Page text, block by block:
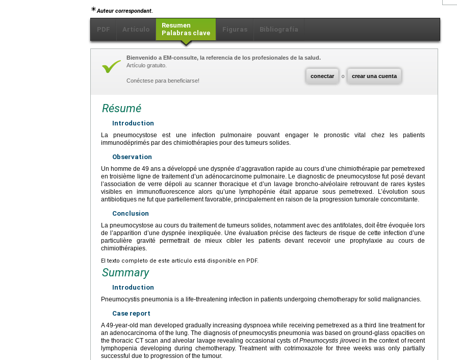
Auteur correspondant.
PDF Artículo
Resumen
Palabras clave
Figuras Bibliografía
conectar o crear una cuenta
Bienvenido a EM-consulte, la referencia de los profesionales de la salud.
Artículo gratuito.
Conéctese para beneficiarse!
Résumé
Introduction
La pneumocystose est une infection pulmonaire pouvant engager le pronostic vital chez les patients
immunodéprimés par des chimiothérapies pour des tumeurs solides.
Observation
Un homme de 49 ans a développé une dyspnée d’aggravation rapide au cours d’une chimiothérapie par pemetrexed
en troisième ligne de traitement d’un adénocarcinome pulmonaire. Le diagnostic de pneumocystose fut posé devant
l’association de verre dépoli au scanner thoracique et d’un lavage broncho-alvéolaire retrouvant de rares kystes
visibles en immunofluorescence alors qu’une lymphopénie était apparue sous pemetrexed. L’évolution sous
antibiotiques ne fut que partiellement favorable, principalement en raison de la progression tumorale concomitante.
Conclusion
La pneumocystose au cours du traitement de tumeurs solides, notamment avec des antifolates, doit être évoquée lors
de l’apparition d’une dyspnée inexpliquée. Une évaluation précise des facteurs de risque de cette infection d’une
particulière gravité permettrait de mieux cibler les patients devant recevoir une prophylaxie au cours de
chimiothérapies.
El texto completo de este artículo está disponible en PDF.
Summary
Introduction
Pneumocystis pneumonia is a life-threatening infection in patients undergoing chemotherapy for solid malignancies.
Case report
A 49-year-old man developed gradually increasing dyspnoea while receiving pemetrexed as a third line treatment for
an adenocarcinoma of the lung. The diagnosis of pneumocystis pneumonia was based on ground-glass opacities on
the thoracic CT scan and alveolar lavage revealing occasional cysts ofPneumocystis jiroveciin the context of recent
lymphopenia developing during chemotherapy. Treatment with cotrimoxazole for three weeks was only partially
successful due to progression of the tumour.